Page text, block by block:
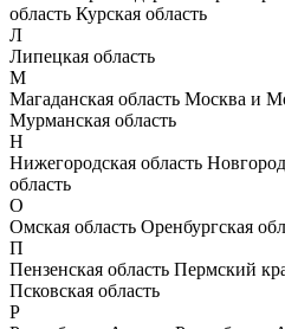
область Курская область
Л
Липецкая область
М
Магаданская область Москва и
Мурманская область
Н
Нижегородская область
область
О
Омская область Оренбургская
П
Пензенская область Пермский
Псковская область
Р